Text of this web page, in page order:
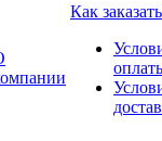
Как